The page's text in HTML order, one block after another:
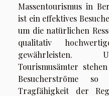
Massentourismus in
ist ein effektives
um die natürlichen
qualitativ
gewährleisten.
Tourismusämter
Besucherströme
Tragfähigkeit der